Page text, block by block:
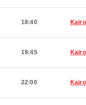
18:40 Kairo
19:45 Kairo
22:00 Kairo